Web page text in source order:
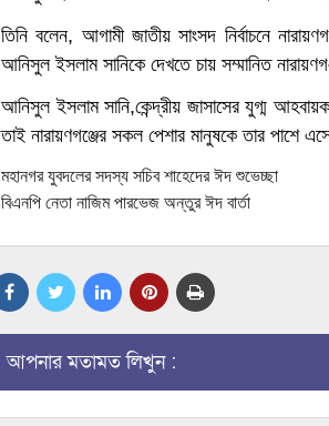
তিনি বলেন, আগামী জাতীয় সাংসদ নির্বাচনে
আনিসুল ইসলাম সানিকে দেখতে চায় সম্মানিত
আনিসুল ইসলাম সানি,কেন্দ্রীয় জাসাসের যুগ্ম
তাই নারায়ণগঞ্জের সকল পেশার মানুষকে তার পাশে
মহানগর যুবদলের সদস্য সচিব শাহেদের ঈদ শুভেচ্ছা
বিএনপি নেতা নাজিম পারভেজ অন্তুর ঈদ বার্তা
আপনার মতামত লিখুন :